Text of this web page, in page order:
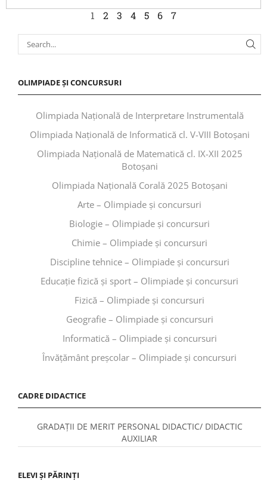
1 2 3 4 5 6 7
OLIMPIADE ȘI CONCURSURI
Olimpiada Națională de Interpretare Instrumentală
Olimpiada Națională de Informatică cl. V-VIII Botoșani
Olimpiada Națională de Matematică cl. IX-XII 2025
Botoșani
Olimpiada Națională Corală 2025 Botoșani
Arte – Olimpiade și concursuri
Biologie – Olimpiade și concursuri
Chimie – Olimpiade și concursuri
Discipline tehnice – Olimpiade și concursuri
Educaţie fizică şi sport – Olimpiade și concursuri
Fizică – Olimpiade și concursuri
Geografie – Olimpiade și concursuri
Informatică – Olimpiade și concursuri
Învăţământ preşcolar – Olimpiade și concursuri
CADRE DIDACTICE
GRADAȚII DE MERIT PERSONAL DIDACTIC/ DIDACTIC
AUXILIAR
ELEVI ȘI PĂRINȚI